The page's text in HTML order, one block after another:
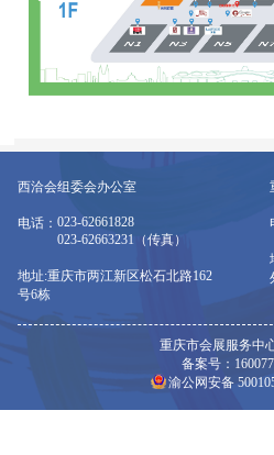
西洽会组委会办公室
电话： 023-62661828
023-62663231（传真）
地址:重庆市两江新区松石北路162
号6栋
重庆市会展服务中
备案号：
渝公网安备